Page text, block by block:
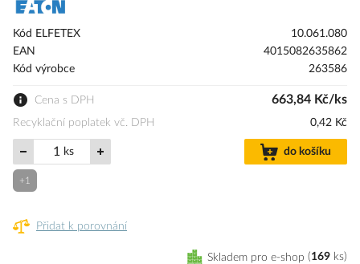
galerie
s
Kód ELFETEX
10.061.080
EAN
4015082635862
Kód výrobce
263586
Cena s DPH 663,84 Kč/ks
Recyklační poplatek vč. DPH 0,42 Kč
ks do košíku
+1
Přidat k porovnání
Skladem pro e-shop 169 ks